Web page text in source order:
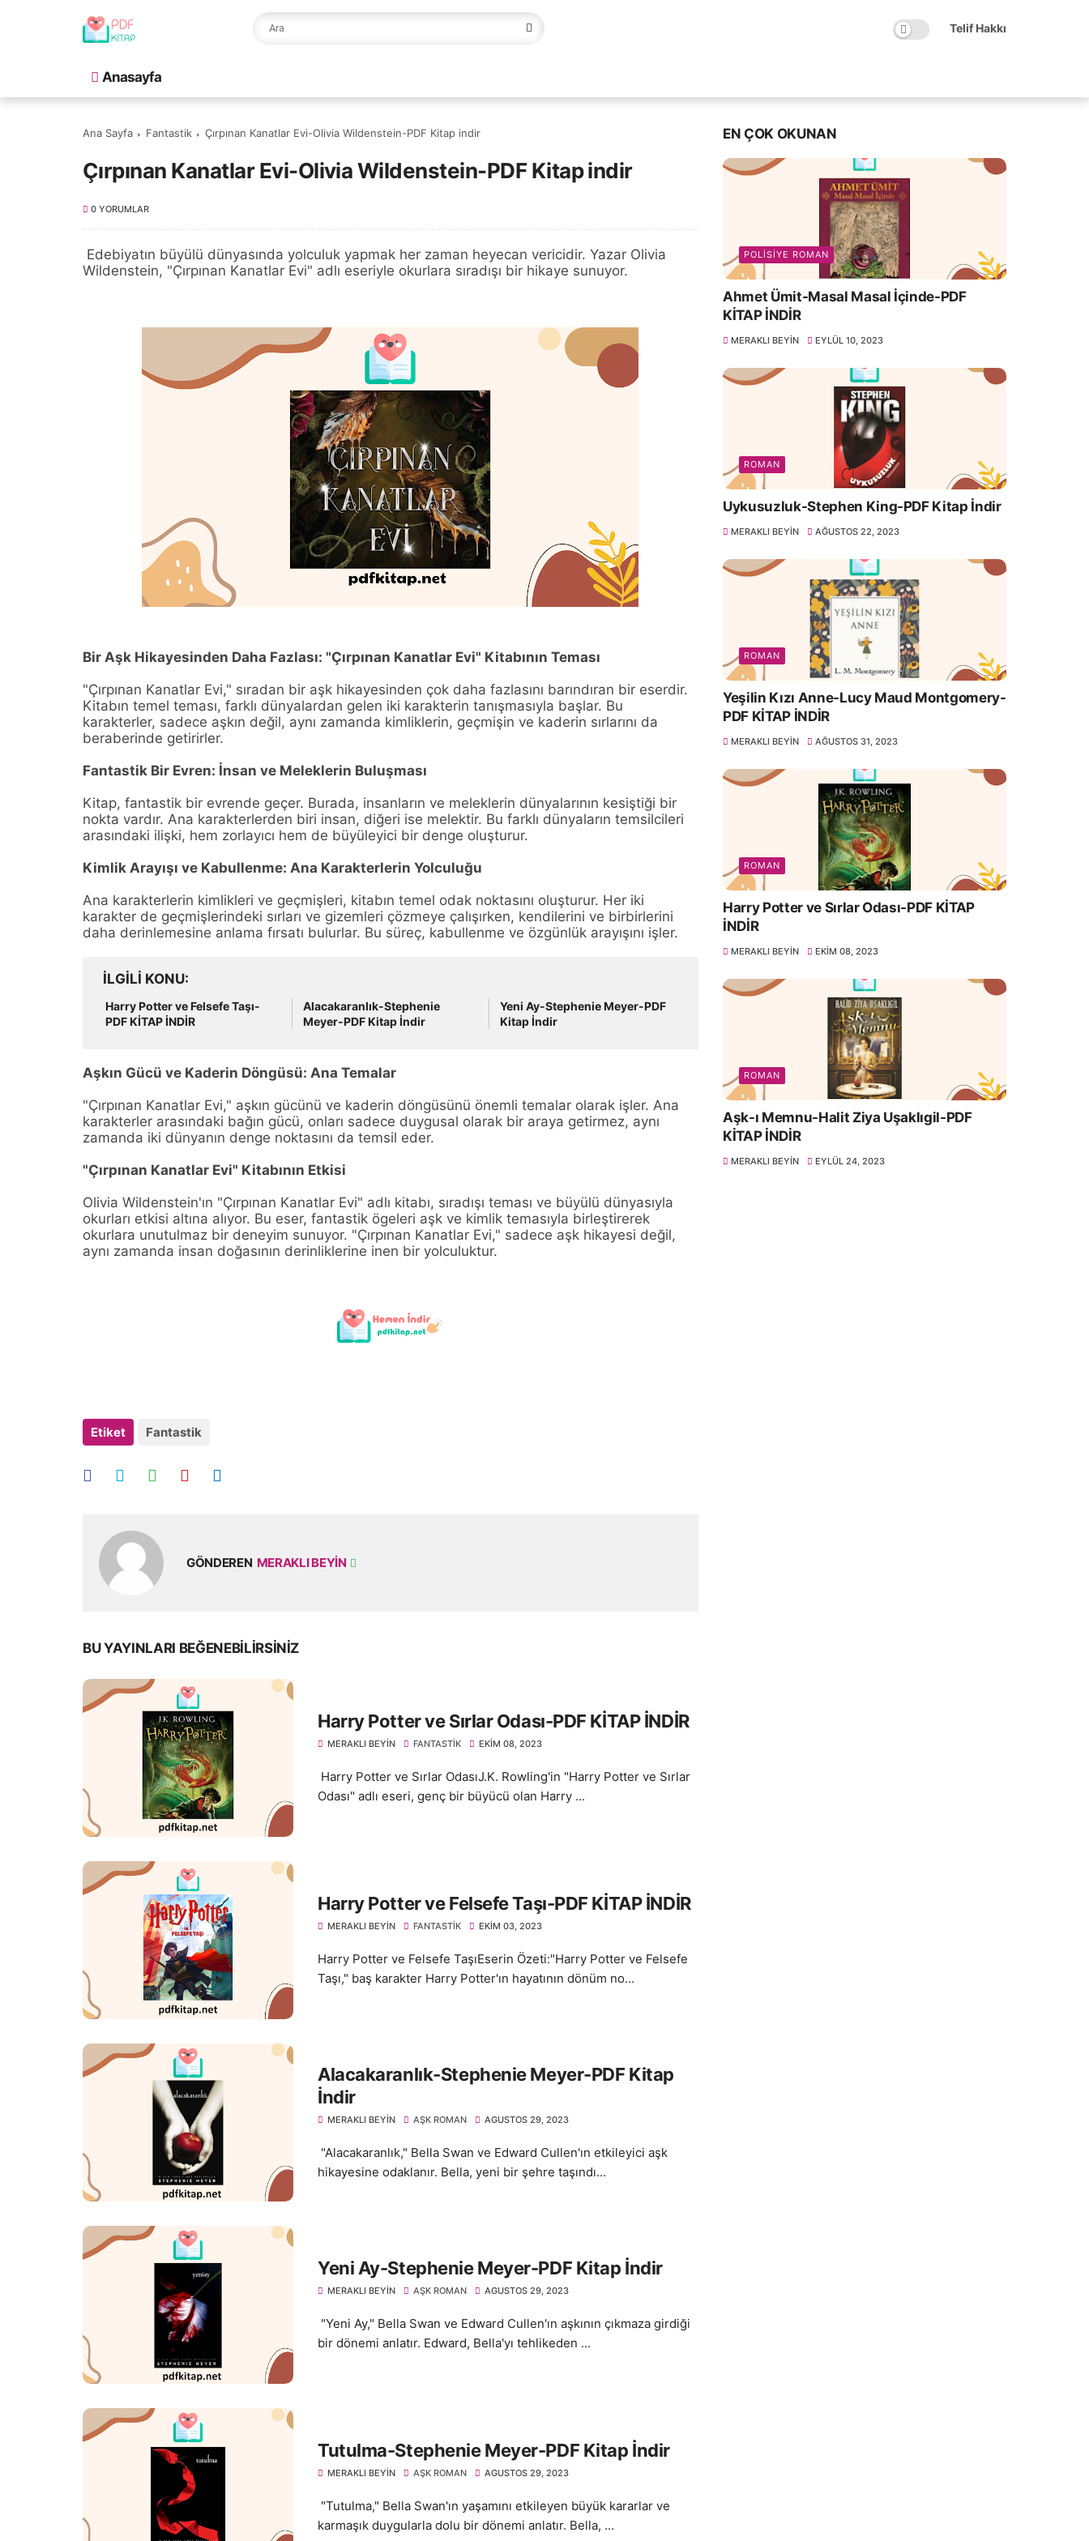
Telif Hakkı
Anasayfa
Ana Sayfa Fantastik Çırpınan Kanatlar Evi-Olivia Wildenstein-PDF Kitap indir
Çırpınan Kanatlar Evi-Olivia Wildenstein-PDF Kitap indir
0 YORUMLAR
Edebiyatın büyülü dünyasında yolculuk yapmak her zaman heyecan vericidir. Yazar Olivia
Wildenstein, "Çırpınan Kanatlar Evi" adlı eseriyle okurlara sıradışı bir hikaye sunuyor.
Bir Aşk Hikayesinden Daha Fazlası: "Çırpınan Kanatlar Evi" Kitabının Teması
"Çırpınan Kanatlar Evi," sıradan bir aşk hikayesinden çok daha fazlasını barındıran bir eserdir.
Kitabın temel teması, farklı dünyalardan gelen iki karakterin tanışmasıyla başlar. Bu
karakterler, sadece aşkın değil, aynı zamanda kimliklerin, geçmişin ve kaderin sırlarını da
beraberinde getirirler.
Fantastik Bir Evren: İnsan ve Meleklerin Buluşması
Kitap, fantastik bir evrende geçer. Burada, insanların ve meleklerin dünyalarının kesiştiği bir
nokta vardır. Ana karakterlerden biri insan, diğeri ise melektir. Bu farklı dünyaların temsilcileri
arasındaki ilişki, hem zorlayıcı hem de büyüleyici bir denge oluşturur.
Kimlik Arayışı ve Kabullenme: Ana Karakterlerin Yolculuğu
Ana karakterlerin kimlikleri ve geçmişleri, kitabın temel odak noktasını oluşturur. Her iki
karakter de geçmişlerindeki sırları ve gizemleri çözmeye çalışırken, kendilerini ve birbirlerini
daha derinlemesine anlama fırsatı bulurlar. Bu süreç, kabullenme ve özgünlük arayışını işler.
İLGILI KONU
Harry Potter ve Felsefe Taşı-
PDF KİTAP İNDİR
Alacakaranlık-Stephenie
Meyer-PDF Kitap İndir
Yeni Ay-Stephenie Meyer-PDF
Kitap İndir
Aşkın Gücü ve Kaderin Döngüsü: Ana Temalar
"Çırpınan Kanatlar Evi," aşkın gücünü ve kaderin döngüsünü önemli temalar olarak işler. Ana
karakterler arasındaki bağın gücü, onları sadece duygusal olarak bir araya getirmez, aynı
zamanda iki dünyanın denge noktasını da temsil eder.
"Çırpınan Kanatlar Evi" Kitabının Etkisi
Olivia Wildenstein'ın "Çırpınan Kanatlar Evi" adlı kitabı, sıradışı teması ve büyülü dünyasıyla
okurları etkisi altına alıyor. Bu eser, fantastik ögeleri aşk ve kimlik temasıyla birleştirerek
okurlara unutulmaz bir deneyim sunuyor. "Çırpınan Kanatlar Evi," sadece aşk hikayesi değil,
aynı zamanda insan doğasının derinliklerine inen bir yolculuktur.
Etiket Fantastik
GÖNDEREN MERAKLI BEYIN
BU YAYINLARI BEĞENEBILIRSINIZ
Harry Potter ve Sırlar Odası-PDF KİTAP İNDİR
MERAKLI BEYIN FANTASTIK EKIM 08, 2023
Harry Potter ve Sırlar OdasıJ.K. Rowling'in "Harry Potter ve Sırlar
Odası" adlı eseri, genç bir büyücü olan Harry ...
Harry Potter ve Felsefe Taşı-PDF KİTAP İNDİR
MERAKLI BEYIN FANTASTIK EKIM 03, 2023
Harry Potter ve Felsefe TaşıEserin Özeti:"Harry Potter ve Felsefe
Taşı," baş karakter Harry Potter'ın hayatının dönüm no...
Alacakaranlık-Stephenie Meyer-PDF Kitap
İndir
MERAKLI BEYIN AŞK ROMAN AGUSTOS 29, 2023
"Alacakaranlık," Bella Swan ve Edward Cullen'ın etkileyici aşk
hikayesine odaklanır. Bella, yeni bir şehre taşındı...
Yeni Ay-Stephenie Meyer-PDF Kitap İndir
MERAKLI BEYIN AŞK ROMAN AGUSTOS 29, 2023
"Yeni Ay," Bella Swan ve Edward Cullen'ın aşkının çıkmaza girdiği
bir dönemi anlatır. Edward, Bella'yı tehlikeden ...
Tutulma-Stephenie Meyer-PDF Kitap İndir
MERAKLI BEYIN AŞK ROMAN AGUSTOS 29, 2023
"Tutulma," Bella Swan'ın yaşamını etkileyen büyük kararlar ve
karmaşık duygularla dolu bir dönemi anlatır. Bella, ...
EN ÇOK OKUNAN
POLISIYE ROMAN
Ahmet Ümit-Masal Masal İçinde-PDF
KİTAP İNDİR
MERAKLI BEYIN EYLÜL 10, 2023
ROMAN
Uykusuzluk-Stephen King-PDF Kitap İndir
MERAKLI BEYIN AĞUSTOS 22, 2023
ROMAN
Yeşilin Kızı Anne-Lucy Maud Montgomery-
PDF KİTAP İNDİR
MERAKLI BEYIN AĞUSTOS 31, 2023
ROMAN
Harry Potter ve Sırlar Odası-PDF KİTAP
İNDİR
MERAKLI BEYIN EKIM 08, 2023
ROMAN
Aşk-ı Memnu-Halit Ziya Uşaklıgil-PDF
KİTAP İNDİR
MERAKLI BEYIN EYLÜL 24, 2023